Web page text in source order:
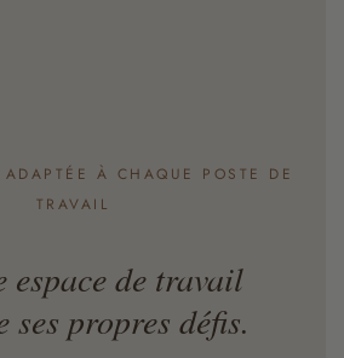
À CHAQUE POSTE DE
TRAVAIL
espace de travail
ses propres défis.